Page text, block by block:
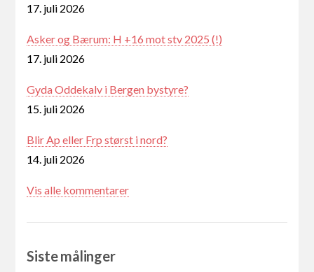
17. juli 2026
Asker og Bærum: H +16 mot stv 2025 (!)
17. juli 2026
Gyda Oddekalv i Bergen bystyre?
15. juli 2026
Blir Ap eller Frp størst i nord?
14. juli 2026
Vis alle kommentarer
Siste målinger